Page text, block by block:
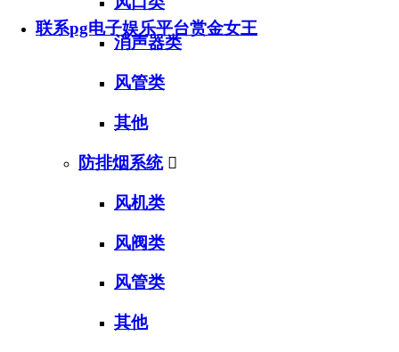
联系pg电子娱乐平台赏金女王
消声器类
风管类
其他
防排烟系统 
风机类
风阀类
风管类
其他